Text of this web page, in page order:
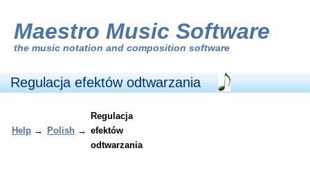
Maestro Music Software
the music notation and composition software
Regulacja efektów odtwarzania
Help → Polish →
Regulacja
efektów
odtwarzania